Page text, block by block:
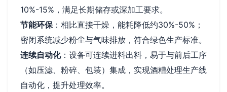
10%-15%，满足长期储存或深加工要求。
节能环保：相比直接干燥，能耗降低约30%-50%；
密闭系统减少粉尘与气味排放，符合绿色生产标准。
连续自动化：设备可连续进料出料，易于与前后工序
（如压滤、粉碎、包装）集成，实现酒糟处理生产线
自动化，提升处理效率。